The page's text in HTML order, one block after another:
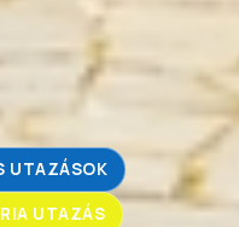
UTAZÁSOK
UTAZÁS